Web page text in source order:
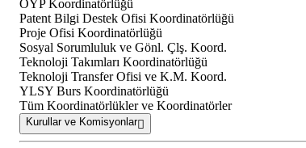
ÖYP Koordinatörlüğü
Patent Bilgi Destek Ofisi Koordinatörlüğü
Proje Ofisi Koordinatörlüğü
Sosyal Sorumluluk ve Gönl. Çlş. Koord.
Teknoloji Takımları Koordinatörlüğü
Teknoloji Transfer Ofisi ve K.M. Koord.
YLSY Burs Koordinatörlüğü
Tüm Koordinatörlükler ve Koordinatörler
Kurullar ve Komisyonlar